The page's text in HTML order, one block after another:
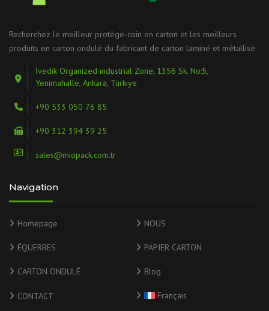
Recherchez le meilleur protège-coin en carton et les meilleurs
produits en carton ondulé du fabricant de carton laminé et métallisé.
İvedik Organized industrial Zone, 1356 Sk. No:5,
Yenimahalle, Ankara, Türkiye
+90 533 050 76 85
+90 312 394 39 25
sales@miopack.com.tr
Navigation
Homepage NOUS
ÉQUERRES PAPIER CARTON
CARTON ONDULÉ Blog
CONTACT Français